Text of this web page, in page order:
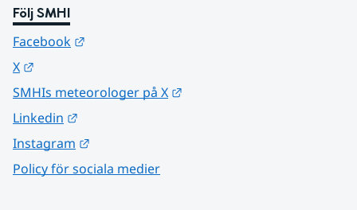
Följ SMHI
Facebook
X
SMHIs meteorologer på X
Linkedin
Instagram
Policy för sociala medier